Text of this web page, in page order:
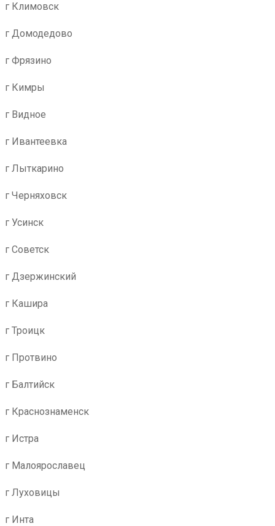
г Климовск
г Домодедово
г Фрязино
г Кимры
г Видное
г Ивантеевка
г Лыткарино
г Черняховск
г Усинск
г Советск
г Дзержинский
г Кашира
г Троицк
г Протвино
г Балтийск
г Краснознаменск
г Истра
г Малоярославец
г Луховицы
г Инта